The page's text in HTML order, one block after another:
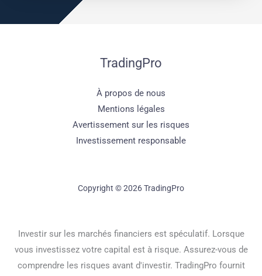
TradingPro
À propos de nous
Mentions légales
Avertissement sur les risques
Investissement responsable
Copyright © 2026 TradingPro
Investir sur les marchés financiers est spéculatif. Lorsque
vous investissez votre capital est à risque. Assurez-vous de
comprendre les risques avant d'investir. TradingPro fournit